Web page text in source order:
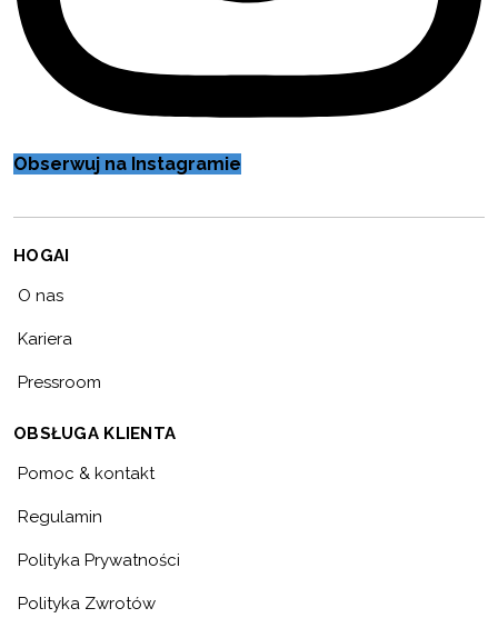
Obserwuj na Instagramie
HOGAI
O nas
Kariera
Pressroom
OBSŁUGA KLIENTA
Pomoc & kontakt
Regulamin
Polityka Prywatności
Polityka Zwrotów